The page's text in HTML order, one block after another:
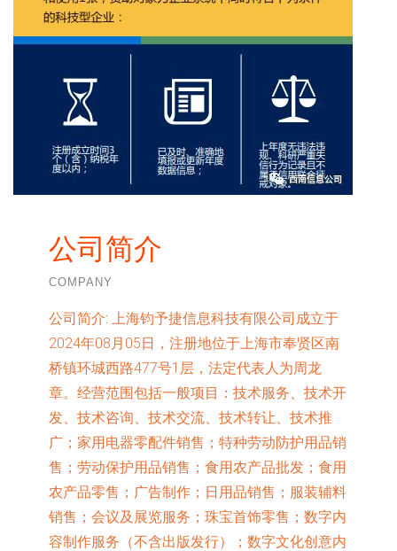
公司简介
COMPANY
公司简介: 上海钧予捷信息科技有限公司成立于
2024年08月05日，注册地位于上海市奉贤区南
桥镇环城西路477号1层，法定代表人为周龙
章。经营范围包括一般项目：技术服务、技术开
发、技术咨询、技术交流、技术转让、技术推
广；家用电器零配件销售；特种劳动防护用品销
售；劳动保护用品销售；食用农产品批发；食用
农产品零售；广告制作；日用品销售；服装辅料
销售；会议及展览服务；珠宝首饰零售；数字内
容制作服务（不含出版发行）；数字文化创意内